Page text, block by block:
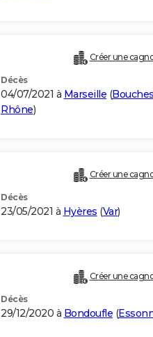
Créer une
Décès
04/07/2021 à Marseille (
Rhône)
Créer une
Décès
23/05/2021 à Hyères (Var)
Créer une
Décès
29/12/2020 à Bondoufle (